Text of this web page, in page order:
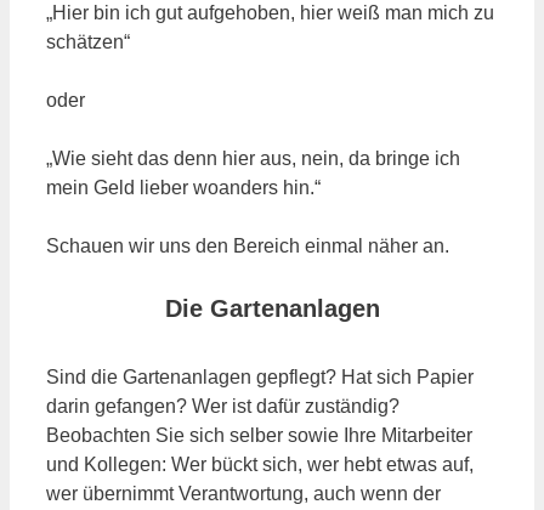
„Hier bin ich gut aufgehoben, hier weiß man mich zu
schätzen“
oder
„Wie sieht das denn hier aus, nein, da bringe ich
mein Geld lieber woanders hin.“
Schauen wir uns den Bereich einmal näher an.
Die Gartenanlagen
Sind die Gartenanlagen gepflegt? Hat sich Papier
darin gefangen? Wer ist dafür zuständig?
Beobachten Sie sich selber sowie Ihre Mitarbeiter
und Kollegen: Wer bückt sich, wer hebt etwas auf,
wer übernimmt Verantwortung, auch wenn der